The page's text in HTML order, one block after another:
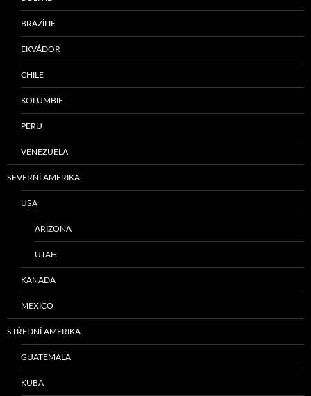
BRAZÍLIE
EKVÁDOR
CHILE
KOLUMBIE
PERU
VENEZUELA
SEVERNÍ AMERIKA
USA
ARIZONA
UTAH
KANADA
MEXICO
STŘEDNÍ AMERIKA
GUATEMALA
KUBA